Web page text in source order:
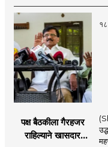
पक्ष बैठकीला गैरहजर
राहिल्याने खासदार